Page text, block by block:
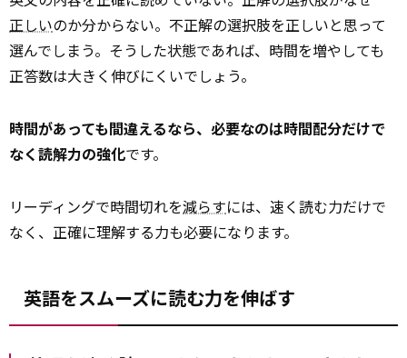
正しいのか分からない。不正解の選択肢を正しいと思って
選んでしまう。そうした状態であれば、時間を増やしても
正答数は大きく伸びにくいでしょう。
時間があっても間違えるなら、必要なのは時間配分だけで
なく読解力の強化です。
リーディングで時間切れを減らすには、速く読む力だけで
なく、正確に理解する力も必要になります。
英語をスムーズに読む力を伸ばす